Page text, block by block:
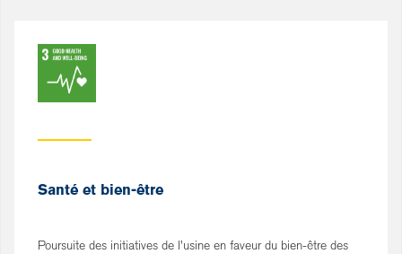
Santé et bien-être
Poursuite des initiatives de l'usine en faveur du bien-être des